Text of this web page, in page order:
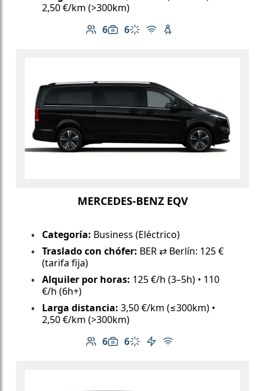
2,50 €/km (>300km)
6
Número de pasajeros: 6
6
Capacidad de equipaje: 6
Aire acondicionado
Wi-Fi gratuito
Asiento infantil
MERCEDES-BENZ EQV
Categoría: Business (Eléctrico)
Traslado con chófer: BER ⇄ Berlín: 125 €
(tarifa fija)
Alquiler por horas: 125 €/h (3–5h) • 110
€/h (6h+)
Larga distancia: 3,50 €/km (≤300km) •
2,50 €/km (>300km)
6
Número de pasajeros: 6
6
Capacidad de equipaje: 6
Aire acondicionado
Vehículo eléctrico
Wi-Fi gratuito